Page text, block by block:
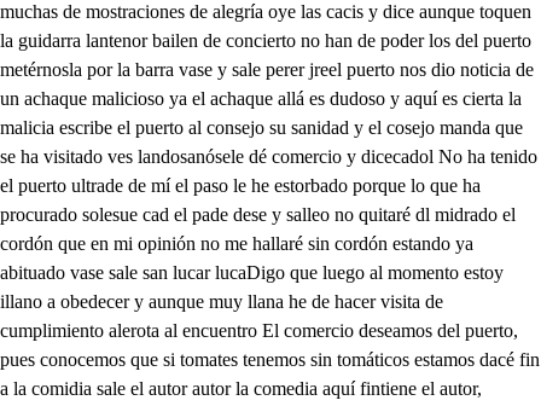
muchas de mostraciones de alegría oye las cacis y dice aunque toquen
la guidarra lantenor bailen de concierto no han de poder los del puerto
metérnosla por la barra vase y sale perer jreel puerto nos dio noticia de
un achaque malicioso ya el achaque allá es dudoso y aquí es cierta la
malicia escribe el puerto al consejo su sanidad y el cosejo manda que
se ha visitado ves landosanósele dé comercio y dicecadol No ha tenido
el puerto ultrade de mí el paso le he estorbado porque lo que ha
procurado solesue cad el pade dese y salleo no quitaré dl midrado el
cordón que en mi opinión no me hallaré sin cordón estando ya
abituado vase sale san lucar lucaDigo que luego al momento estoy
illano a obedecer y aunque muy llana he de hacer visita de
cumplimiento alerota al encuentro El comercio deseamos del puerto,
pues conocemos que si tomates tenemos sin tomáticos estamos dacé fin
a la comidia sale el autor autor la comedia aquí fintiene el autor,